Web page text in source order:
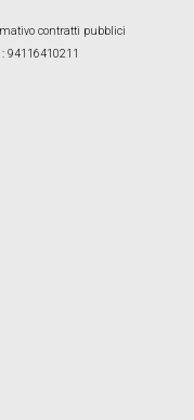
contratti pubblici
: 94116410211